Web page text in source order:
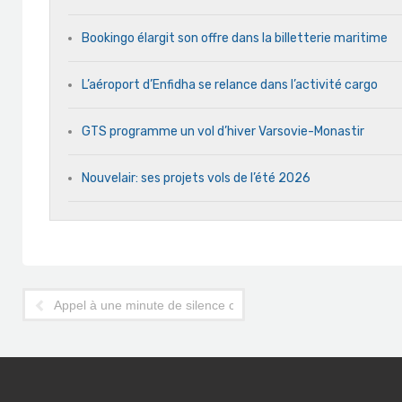
Bookingo élargit son offre dans la billetterie maritime
L’aéroport d’Enfidha se relance dans l’activité cargo
GTS programme un vol d’hiver Varsovie-Monastir
Nouvelair: ses projets vols de l’été 2026
Appel à une minute de silence ce vendredi